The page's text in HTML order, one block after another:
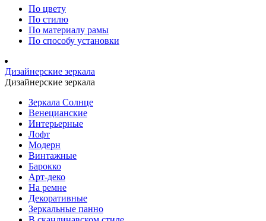
По цвету
По стилю
По материалу рамы
По способу установки
Дизайнерские зеркала
Дизайнерские зеркала
Зеркала Солнце
Венецианские
Интерьерные
Лофт
Модерн
Винтажные
Барокко
Арт-деко
На ремне
Декоративные
Зеркальные панно